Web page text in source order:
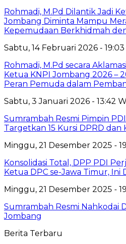
Rohmadi, M.Pd Dilantik Jadi
Jombang Diminta Mampu
Kepemudaan Berkhidmah
Sabtu, 14 Februari 2026 -
Rohmadi, M.Pd secara
Ketua KNPI Jombang 2026 –
Peran Pemuda dalam
Sabtu, 3 Januari 2026 - 13:42
Sumrambah Resmi Pimpin
Targetkan 15 Kursi DPRD
Minggu, 21 Desember 2025 -
Konsolidasi Total, DPP PDI
Ketua DPC se-Jawa Timur, Ini
Minggu, 21 Desember 2025 -
Sumrambah Resmi Nahkodai
Jombang
Berita Terbaru